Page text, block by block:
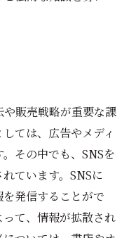
販売戦略が重要な課
ては、広告やメディ
その中でも、SNSを
ています。SNSに
発信することがで
て、情報が拡散され